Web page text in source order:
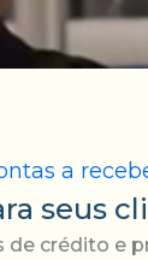
a
seus
de crédito e